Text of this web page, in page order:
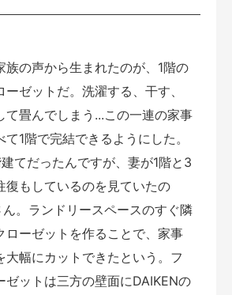
族の声から生まれたのが、1階の
ゼットだ。洗濯する、干す、
て畳んでしまう...この一連の家事
1階で完結できるようにした。
建てだったんですが、妻が1階と3
復もしているのを見ていたの
。ランドリースペースのすぐ隣
ローゼットを作ることで、家事
大幅にカットできたという。フ
ゼットは三方の壁面にDAIKENの